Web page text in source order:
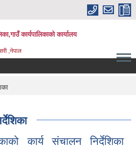
कार्यपालिकाको कार्यालय
,नेपाल
कार्य संचालन निर्देशिका